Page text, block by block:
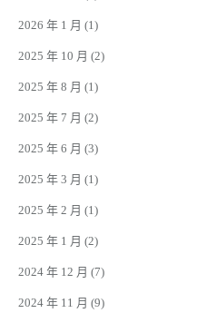
2026 年 1 月 (1)
2025 年 10 月 (2)
2025 年 8 月 (1)
2025 年 7 月 (2)
2025 年 6 月 (3)
2025 年 3 月 (1)
2025 年 2 月 (1)
2025 年 1 月 (2)
2024 年 12 月 (7)
2024 年 11 月 (9)